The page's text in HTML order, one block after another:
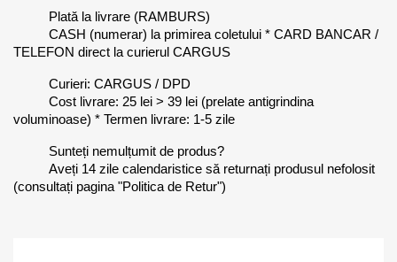
Plată la livrare (RAMBURS)
CASH (numerar) la primirea coletului * CARD BANCAR /
TELEFON direct la curierul CARGUS
Curieri: CARGUS / DPD
Cost livrare: 25 lei > 39 lei (prelate antigrindina
voluminoase) * Termen livrare: 1-5 zile
Sunteți nemulțumit de produs?
Aveți 14 zile calendaristice să returnați produsul nefolosit
(consultați pagina "Politica de Retur")